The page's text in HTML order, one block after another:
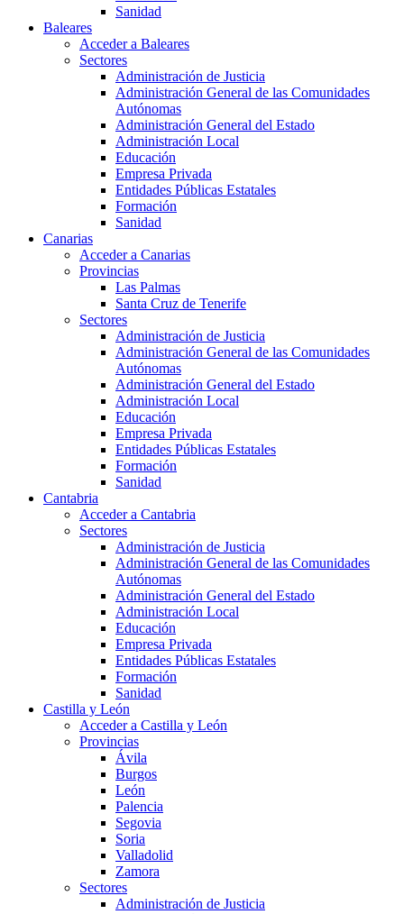
Sanidad
Baleares
Acceder a Baleares
Sectores
Administración de Justicia
Administración General de las Comunidades
Autónomas
Administración General del Estado
Administración Local
Educación
Empresa Privada
Entidades Públicas Estatales
Formación
Sanidad
Canarias
Acceder a Canarias
Provincias
Las Palmas
Santa Cruz de Tenerife
Sectores
Administración de Justicia
Administración General de las Comunidades
Autónomas
Administración General del Estado
Administración Local
Educación
Empresa Privada
Entidades Públicas Estatales
Formación
Sanidad
Cantabria
Acceder a Cantabria
Sectores
Administración de Justicia
Administración General de las Comunidades
Autónomas
Administración General del Estado
Administración Local
Educación
Empresa Privada
Entidades Públicas Estatales
Formación
Sanidad
Castilla y León
Acceder a Castilla y León
Provincias
Ávila
Burgos
León
Palencia
Segovia
Soria
Valladolid
Zamora
Sectores
Administración de Justicia